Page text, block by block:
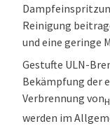
Reinigung
und eine geringe
Gestufte ULN-
Bekämpfung der
Verbrennung von
werden im